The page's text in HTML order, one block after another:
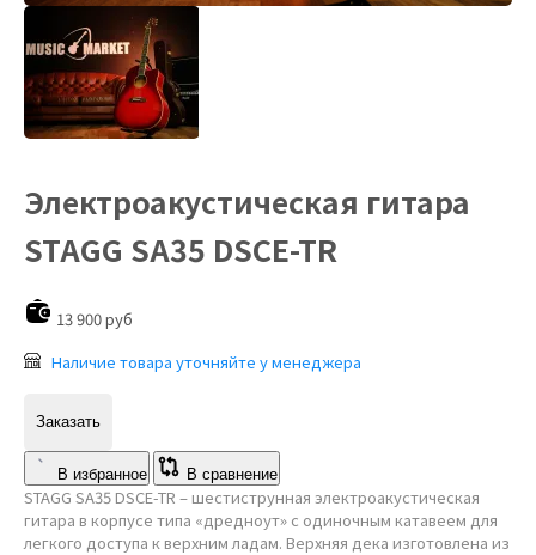
Электроакустическая гитара
STAGG SA35 DSCE-TR
13 900 руб
Наличие товара уточняйте у менеджера
Заказать
В избранное В сравнение
STAGG SA35 DSCE-TR – шестиструнная электроакустическая
гитара в корпусе типа «дредноут» с одиночным катавеем для
легкого доступа к верхним ладам. Верхняя дека изготовлена из